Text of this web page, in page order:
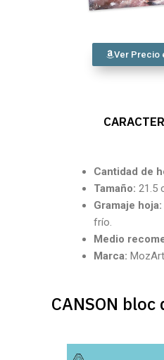
Ver Precio
Cantidad de
Tamaño: 21.5
Gramaje hoja:
frío.
Medio
Marca:
CANSON